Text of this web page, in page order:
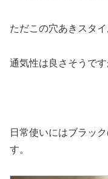
ただこの穴あきスタイ
通気性は良さそうで
日常使いにはブラッ
す。